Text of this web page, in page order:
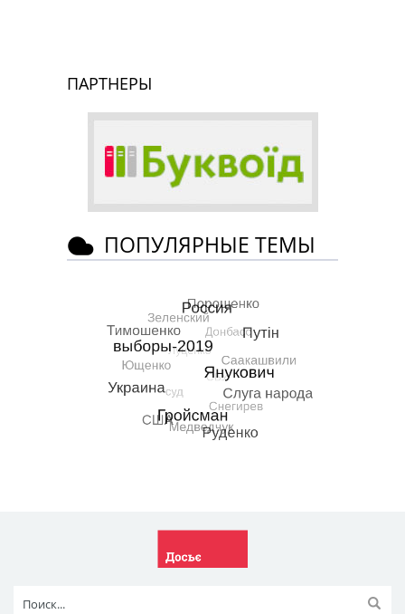
ПАРТНЕРЫ
ПОПУЛЯРНЫЕ ТЕМЫ